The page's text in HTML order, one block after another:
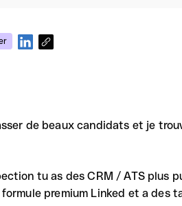
de beaux candidats et je
tu as des CRM / ATS plus
premium Linked et a des